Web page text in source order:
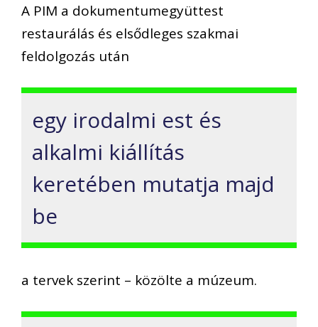
A PIM a dokumentumegyüttest
restaurálás és elsődleges szakmai
feldolgozás után
egy irodalmi est és
alkalmi kiállítás
keretében mutatja majd
be
a tervek szerint – közölte a múzeum.